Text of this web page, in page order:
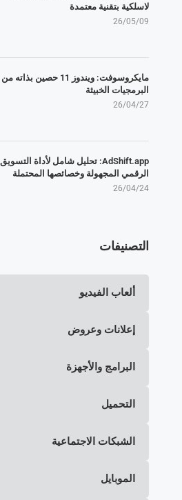
لاسلكية بتقنية معتمدة
26/05/09
مايكروسوفت: ويندوز 11 حصين بذاته من
البرمجيات الخبيثة
26/04/27
AdShift.app: تحليل شامل لأداة التسويق
الرقمي المجهولة وخصائصها المحتملة
26/04/24
التصنيفات
ألعاب الفيديو
إعلانات وعروض
البرامج والأجهزة
التحميل
الشبكات الاجتماعية
الموبايل